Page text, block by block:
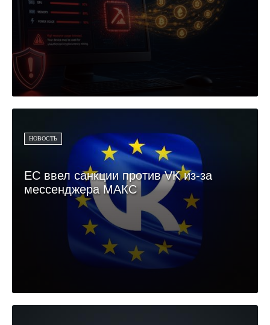
НОВОСТЬ
ЕС ввел санкции против VK из-за
мессенджера МАКС